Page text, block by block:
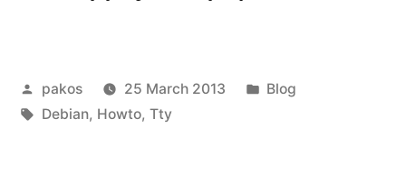
Posted
by
pakos 25 March 2013
Posted
Blog
Tags:
Debian, Howto, Tty